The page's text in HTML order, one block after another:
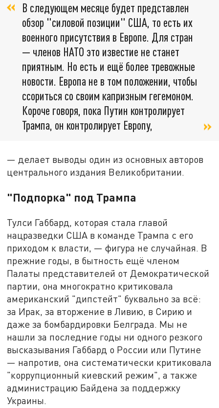
В следующем месяце будет представлен
обзор "силовой позиции" США, то есть их
военного присутствия в Европе. Для стран
— членов НАТО это известие не станет
приятным. Но есть и ещё более тревожные
новости. Европа не в том положении, чтобы
ссориться со своим капризным гегемоном.
Короче говоря, пока Путин контролирует
Трампа, он контролирует Европу,
— делает выводы один из основных авторов
центрального издания Великобритании.
"Подпорка" под Трампа
Тулси Габбард, которая стала главой
нацразведки США в команде Трампа с его
приходом к власти, — фигура не случайная. В
прежние годы, в бытность ещё членом
Палаты представителей от Демократической
партии, она многократно критиковала
американский "дипстейт" буквально за всё:
за Ирак, за вторжение в Ливию, в Сирию и
даже за бомбардировки Белграда. Мы не
нашли за последние годы ни одного резкого
высказывания Габбард о России или Путине
— напротив, она систематически критиковала
"коррупционный киевский режим", а также
администрацию Байдена за поддержку
Украины.